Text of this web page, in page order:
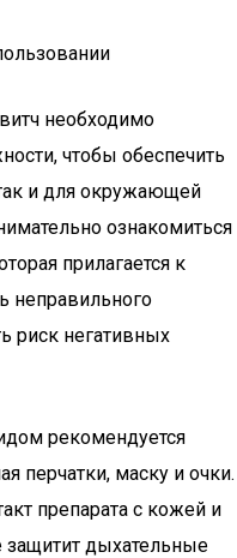
необходимо
чтобы обеспечить
и для окружающей
ознакомиться
прилагается к
неправильного
риск негативных
рекомендуется
перчатки, маску и очки.
препарата с кожей и
защитит дыхательные